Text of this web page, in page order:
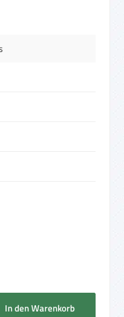
benutze die Schaltflächen um
In den Warenkorb